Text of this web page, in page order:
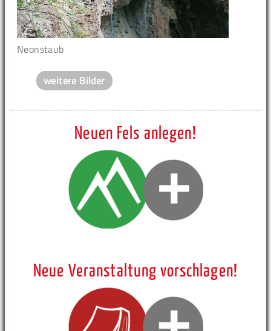
Neonstaub
weitere Bilder
Neuen Fels anlegen!
Neue Veranstaltung vorschlagen!